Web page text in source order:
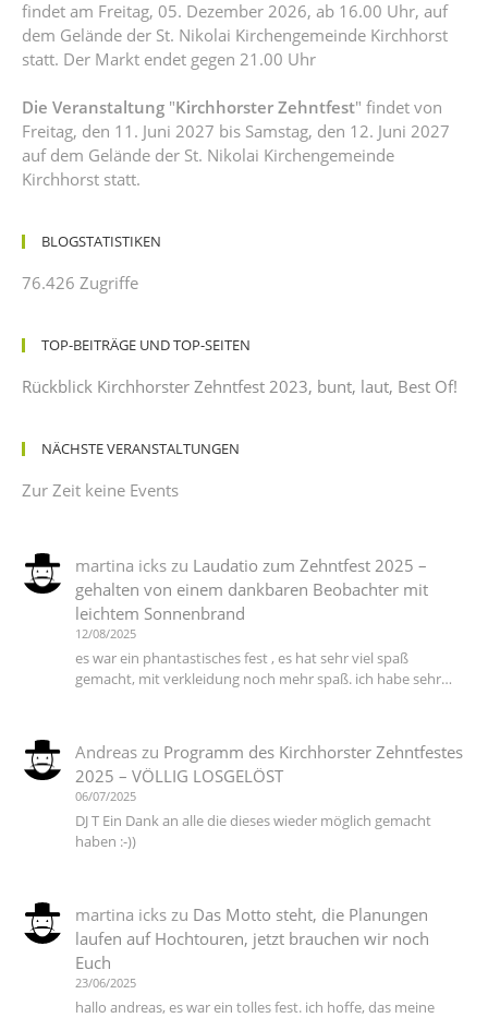
findet am Freitag, 05. Dezember 2026, ab 16.00 Uhr, auf
dem Gelände der St. Nikolai Kirchengemeinde Kirchhorst
statt. Der Markt endet gegen 21.00 Uhr
Die Veranstaltung "Kirchhorster Zehntfest" findet von
Freitag, den 11. Juni 2027 bis Samstag, den 12. Juni 2027
auf dem Gelände der St. Nikolai Kirchengemeinde
Kirchhorst statt.
BLOGSTATISTIKEN
76.426 Zugriffe
TOP-BEITRÄGE UND TOP-SEITEN
Rückblick Kirchhorster Zehntfest 2023, bunt, laut, Best Of!
NÄCHSTE VERANSTALTUNGEN
Zur Zeit keine Events
martina ickszu Laudatio zum Zehntfest 2025 –
gehalten von einem dankbaren Beobachter mit
leichtem Sonnenbrand
12/08/2025
es war ein phantastisches fest , es hat sehr viel spaß
gemacht, mit verkleidung noch mehr spaß. ich habe sehr…
Andreaszu Programm des Kirchhorster Zehntfestes
2025 – VÖLLIG LOSGELÖST
06/07/2025
DJ T Ein Dank an alle die dieses wieder möglich gemacht
haben :-))
martina ickszu Das Motto steht, die Planungen
laufen auf Hochtouren, jetzt brauchen wir noch
Euch
23/06/2025
hallo andreas, es war ein tolles fest. ich hoffe, das meine